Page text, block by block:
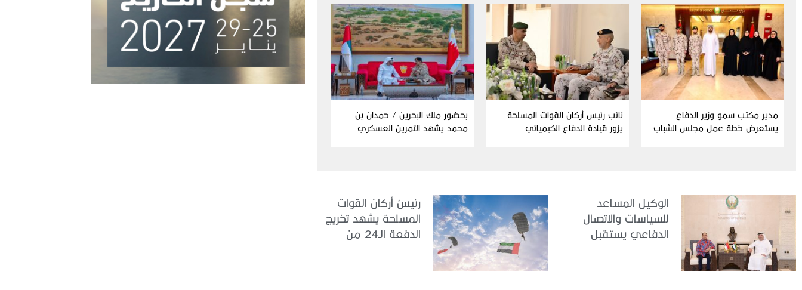
مدير مكتب سمو وزير الدفاع
يستعرض خطة عمل مجلس الشباب
نائب رئيس أركان القوات المسلحة
يزور قيادة الدفاع الكيميائي
بحضور ملك البحرين / حمدان بن
محمد يشهد التمرين العسكري
الوكيل المساعد
للسياسات والاتصال
الدفاعي يستقبل
رئيسُ أركان القوات
المسلحة يشهد تخريج
الدفعة الـ24 من